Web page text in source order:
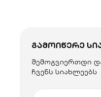
ᲒᲐᲛᲝᲘᲬᲔᲠᲔ
შემოგვიერთდი
ჩვენს სიახლეებს